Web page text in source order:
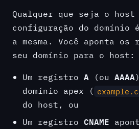
Qualquer que seja o
configuração do domínio
a mesma. Você aponta os
seu domínio para o host:
Um registro A (ou AAAA
domínio apex (
do host, ou
Um registro CNAME